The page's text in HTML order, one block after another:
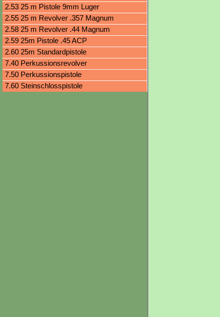
2.53 25 m Pistole 9mm Luger
2.55 25 m Revolver .357 Magnum
2.58 25 m Revolver .44 Magnum
2.59 25m Pistole .45 ACP
2.60 25m Standardpistole
7.40 Perkussionsrevolver
7.50 Perkussionspistole
7.60 Steinschlosspistole